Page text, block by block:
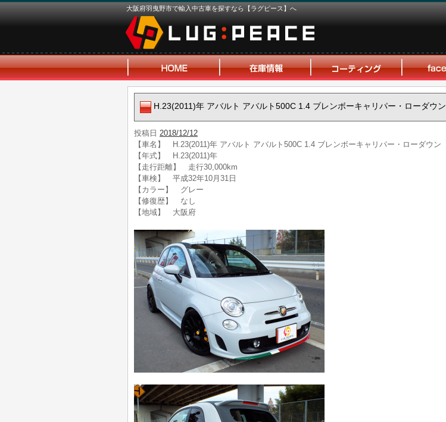
大阪府羽曳野市で輸入中古車を探すなら【ラグピース】へ
H.23(2011)年 アバルト アバルト500C 1.4 ブレンボーキャリパー・ローダウン
投稿日 2018/12/12
【車名】 H.23(2011)年 アバルト アバルト500C 1.4 ブレンボーキャリパー・ローダウン
【年式】 H.23(2011)年
【走行距離】 走行30,000km
【車検】 平成32年10月31日
【カラー】 グレー
【修復歴】 なし
【地域】 大阪府